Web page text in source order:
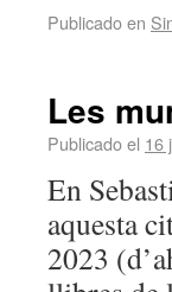
Publicado en
Les
Publicado el 16
En
aquesta
2023